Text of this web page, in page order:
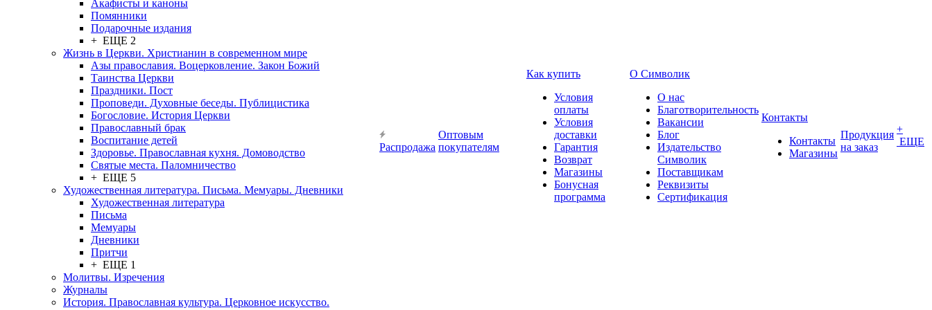
Акафисты и каноны
Помянники
Подарочные издания
+ ЕЩЕ 2
Жизнь в Церкви. Христианин в современном мире
Азы православия. Воцерковление. Закон Божий
Таинства Церкви
Праздники. Пост
Проповеди. Духовные беседы. Публицистика
Богословие. История Церкви
Православный брак
Воспитание детей
Здоровье. Православная кухня. Домоводство
Святые места. Паломничество
+ ЕЩЕ 5
Художественная литература. Письма. Мемуары. Дневники
Художественная литература
Письма
Мемуары
Дневники
Притчи
+ ЕЩЕ 1
Молитвы. Изречения
Журналы
История. Православная культура. Церковное искусство.
Распродажа
Оптовым
покупателям
Как купить
Условия
оплаты
Условия
доставки
Гарантия
Возврат
Магазины
Бонусная
программа
О Символик
О нас
Благотворительность
Вакансии
Блог
Издательство
Символик
Поставщикам
Реквизиты
Сертификация
Контакты
Контакты
Магазины
Продукция
на заказ
+
ЕЩЕ